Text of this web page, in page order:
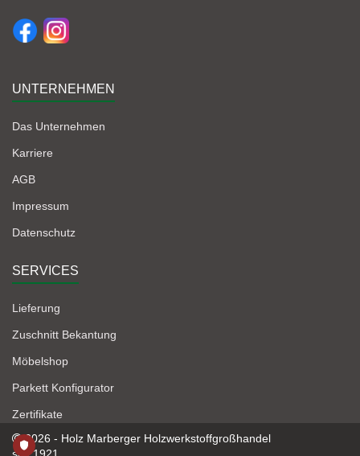
UNTERNEHMEN
Das Unternehmen
Karriere
AGB
Impressum
Datenschutz
SERVICES
Lieferung
Zuschnitt Bekantung
Möbelshop
Parkett Konfigurator
Zertifikate
2026 - Holz Marberger Holzwerkstoffgroßhandel